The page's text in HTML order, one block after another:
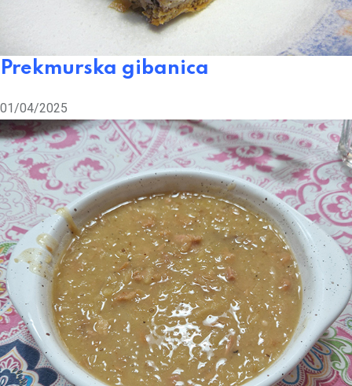
Prekmurska gibanica
01/04/2025